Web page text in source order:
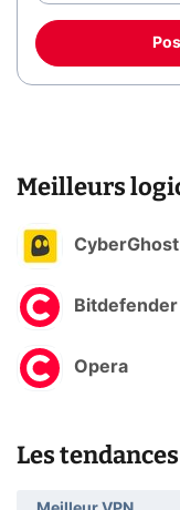
Meilleurs
CyberGhost
Bitdefender
Opera
Les tendances